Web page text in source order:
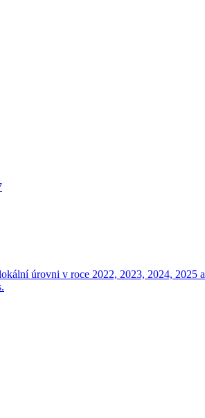
úrovni v roce 2022, 2023, 2024, 2025